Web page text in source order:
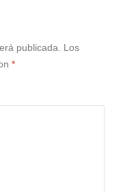
publicada. Los
*